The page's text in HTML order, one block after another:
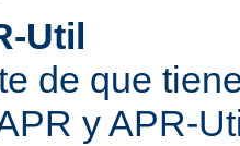
Util
de que
y APR-